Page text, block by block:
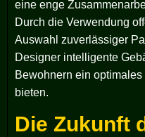
eine enge
Durch die Verwendung
Auswahl zuverlässiger
Designer intelligente
Bewohnern ein
bieten.
Die Zukunft